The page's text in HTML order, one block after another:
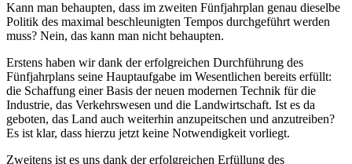
Kann man behaupten, dass im zweiten Fünfjahrplan genau dieselbe
Politik des maximal beschleunigten Tempos durchgeführt werden
muss? Nein, das kann man nicht behaupten.
Erstens haben wir dank der erfolgreichen Durchführung des
Fünfjahrplans seine Hauptaufgabe im Wesentlichen bereits erfüllt:
die Schaffung einer Basis der neuen modernen Technik für die
Industrie, das Verkehrswesen und die Landwirtschaft. Ist es da
geboten, das Land auch weiterhin anzupeitschen und anzutreiben?
Es ist klar, dass hierzu jetzt keine Notwendigkeit vorliegt.
Zweitens ist es uns dank der erfolgreichen Erfüllung des